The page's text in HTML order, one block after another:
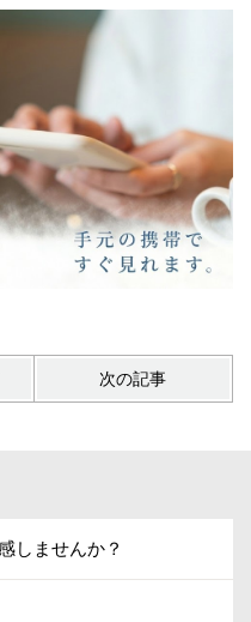
次の記事
しませんか？